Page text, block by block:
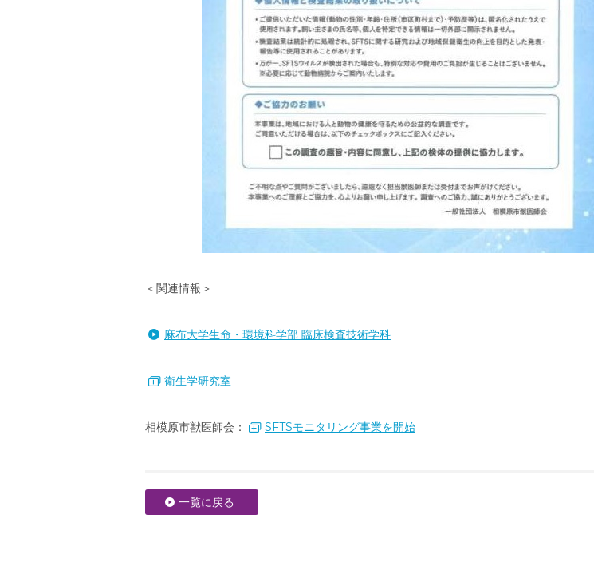
＜関連情報＞
麻布大学生命・環境科学部 臨床検査技術学科
衛生学研究室
相模原市獣医師会： SFTSモニタリング事業を開始
一覧に戻る